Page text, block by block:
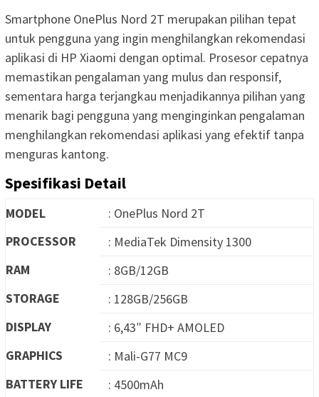
Smartphone OnePlus Nord 2T merupakan pilihan tepat
untuk pengguna yang ingin menghilangkan rekomendasi
aplikasi di HP Xiaomi dengan optimal. Prosesor cepatnya
memastikan pengalaman yang mulus dan responsif,
sementara harga terjangkau menjadikannya pilihan yang
menarik bagi pengguna yang menginginkan pengalaman
menghilangkan rekomendasi aplikasi yang efektif tanpa
menguras kantong.
Spesifikasi Detail
MODEL
: OnePlus Nord 2T
PROCESSOR
: MediaTek Dimensity 1300
RAM
: 8GB/12GB
STORAGE
: 128GB/256GB
DISPLAY
: 6,43″ FHD+ AMOLED
GRAPHICS
: Mali-G77 MC9
BATTERY LIFE
: 4500mAh